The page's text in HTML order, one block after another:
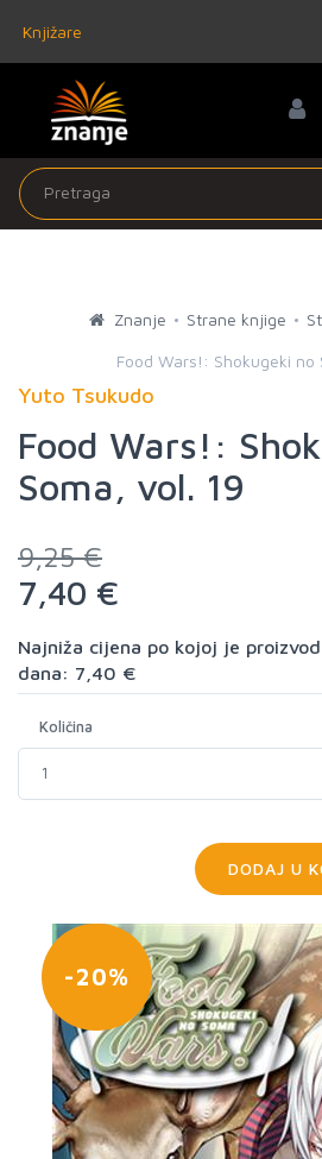
Knjižare
Znanje Strane knjige
Food Wars!: Shokugeki no
Yuto Tsukudo
Food Wars!:
Soma, vol. 19
9,25 €
7,40 €
Najniža cijena po kojoj je
dana: 7,40 €
Količina
DODAJ U
-20%